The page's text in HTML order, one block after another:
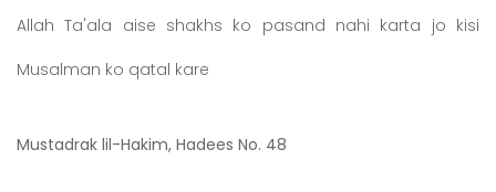
Allah Ta'ala aise shakhs ko pasand nahi karta jo kisi
Musalman ko qatal kare
Mustadrak lil-Hakim, Hadees No. 48